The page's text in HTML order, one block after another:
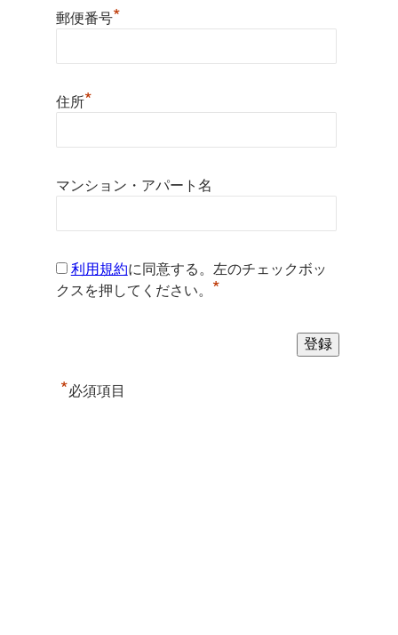
郵便番号*
住所*
マンション・アパート名
利用規約に同意する。左のチェックボッ
クスを押してください。 *
*必須項目